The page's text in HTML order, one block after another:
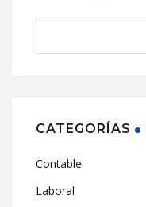
CATEGORÍAS
Contable
Laboral